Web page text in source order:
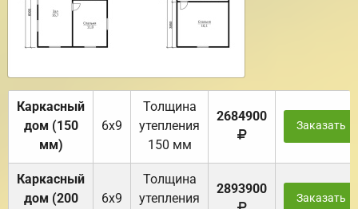
Каркасный
дом (150
мм)
6х9
Толщина
утепления
150 мм
2684900
Заказать
Каркасный
дом (200
6х9
Толщина
утепления
2893900
Заказать